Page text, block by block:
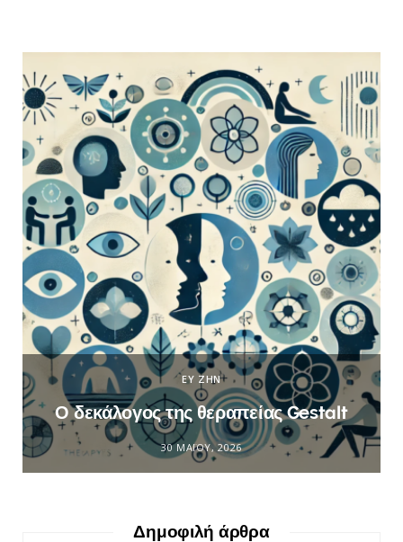
ΕΥ ΖΗΝ
Ο δεκάλογος της θεραπείας Gestalt
30 ΜΑΪ́ΟΥ, 2026
Δημοφιλή άρθρα